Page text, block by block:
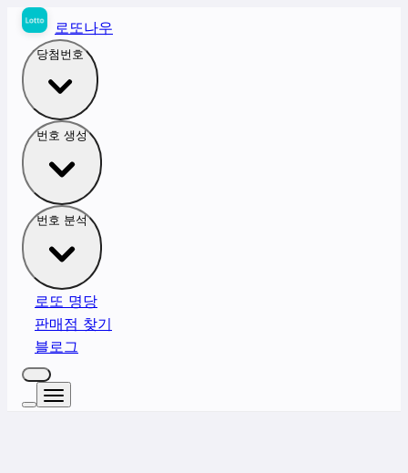
로또나우
당첨번호
번호 생성
번호 분석
로또 명당
판매점 찾기
블로그